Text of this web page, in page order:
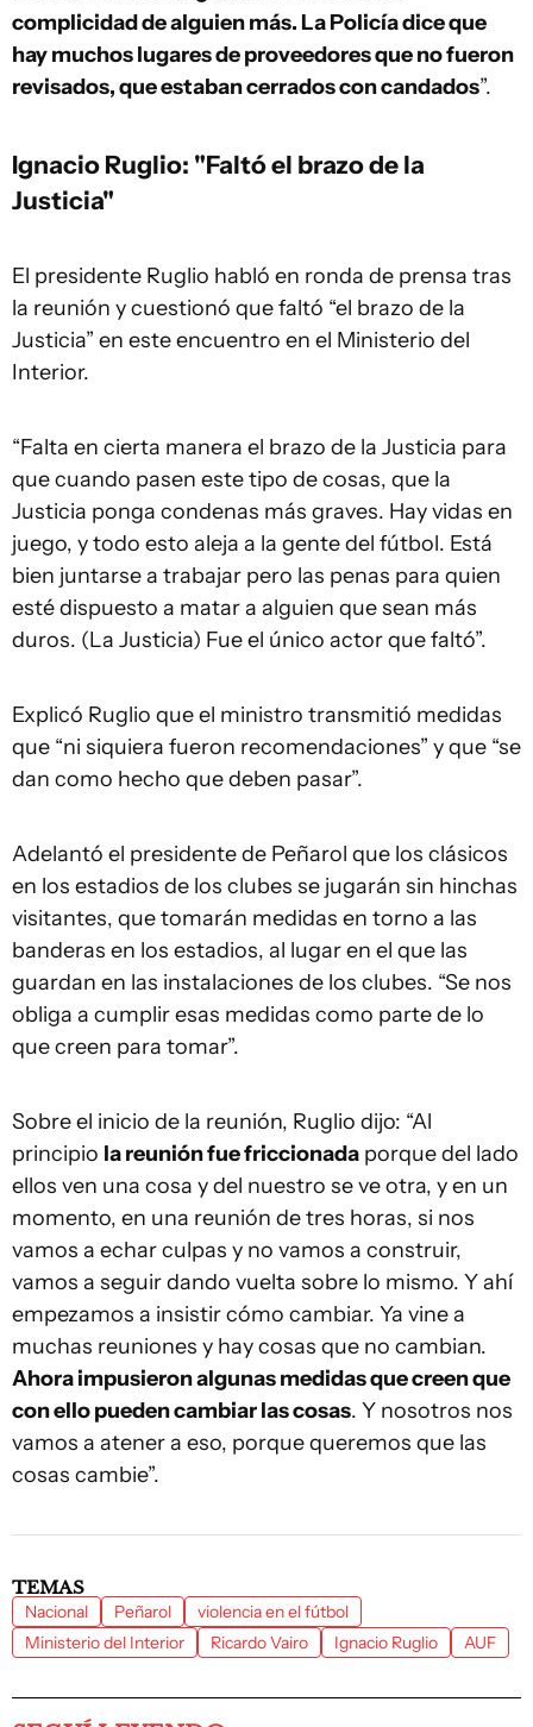
complicidad de alguien más. La Policía dice que
hay muchos lugares de proveedores que no fueron
revisados, que estaban cerrados con candados”.
Ignacio Ruglio: "Faltó el brazo de la
Justicia"
El presidente Ruglio habló en ronda de prensa tras
la reunión y cuestionó que faltó “el brazo de la
Justicia” en este encuentro en el Ministerio del
Interior.
“Falta en cierta manera el brazo de la Justicia para
que cuando pasen este tipo de cosas, que la
Justicia ponga condenas más graves. Hay vidas en
juego, y todo esto aleja a la gente del fútbol. Está
bien juntarse a trabajar pero las penas para quien
esté dispuesto a matar a alguien que sean más
duros. (La Justicia) Fue el único actor que faltó”.
Explicó Ruglio que el ministro transmitió medidas
que “ni siquiera fueron recomendaciones” y que “se
dan como hecho que deben pasar”.
Adelantó el presidente de Peñarol que los clásicos
en los estadios de los clubes se jugarán sin hinchas
visitantes, que tomarán medidas en torno a las
banderas en los estadios, al lugar en el que las
guardan en las instalaciones de los clubes. “Se nos
obliga a cumplir esas medidas como parte de lo
que creen para tomar”.
Sobre el inicio de la reunión, Ruglio dijo: “Al
principio la reunión fue friccionada porque del lado
ellos ven una cosa y del nuestro se ve otra, y en un
momento, en una reunión de tres horas, si nos
vamos a echar culpas y no vamos a construir,
vamos a seguir dando vuelta sobre lo mismo. Y ahí
empezamos a insistir cómo cambiar. Ya vine a
muchas reuniones y hay cosas que no cambian.
Ahora impusieron algunas medidas que creen que
con ello pueden cambiar las cosas. Y nosotros nos
vamos a atener a eso, porque queremos que las
cosas cambie”.
TEMAS
Nacional Peñarol
violencia en el fútbol
Ministerio del Interior
Ricardo Vairo Ignacio Ruglio AUF